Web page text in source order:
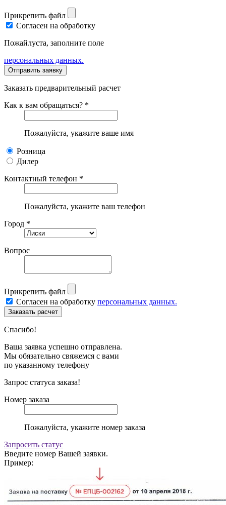
Прикрепить файл
Согласен на обработку
Пожайлуста, заполните поле
персональных данных.
Заказать предварительный расчет
Как к вам обращаться? *
Пожалуйста, укажите ваше имя
Розница
Дилер
Контактный телефон *
Пожалуйста, укажите ваш телефон
Город *
Вопрос
Прикрепить файл
Согласен на обработку персональных данных.
Спасибо!
Ваша заявка успешно отправлена.
Мы обязательно свяжемся с вами
по указанному телефону
Запрос статуса заказа!
Номер заказа
Пожалуйста, укажите номер заказа
Запросить статус
Введите номер Вашей заявки.
Пример: